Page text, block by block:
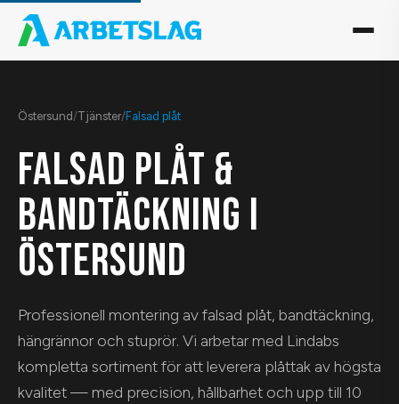
Östersund /Tjänster/Falsad plåt
FALSAD PLÅT &
BANDTÄCKNING I
ÖSTERSUND
Professionell montering av falsad plåt, bandtäckning,
hängrännor och stuprör. Vi arbetar med Lindabs
kompletta sortiment för att leverera plåttak av högsta
kvalitet — med precision, hållbarhet och upp till 10